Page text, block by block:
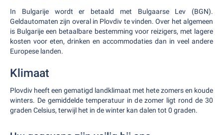
In Bulgarije wordt er betaald met Bulgaarse Lev (BGN).
Geldautomaten zijn overal in Plovdiv te vinden. Over het algemeen
is Bulgarije een betaalbare bestemming voor reizigers, met lagere
kosten voor eten, drinken en accommodaties dan in veel andere
Europese landen.
Klimaat
Plovdiv heeft een gematigd landklimaat met hete zomers en koude
winters. De gemiddelde temperatuur in de zomer ligt rond de 30
graden Celsius, terwijl het in de winter kan dalen tot 0 graden.